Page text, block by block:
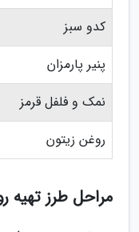
کدو سبز
پنیر پارمزان
نمک و فلفل قرمز
روغن زیتون
مراحل طرز تهیه